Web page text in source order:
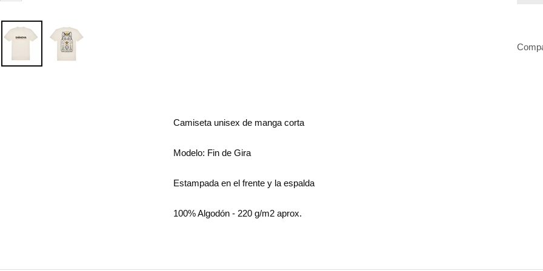
Camiseta unisex de manga corta
Modelo: Fin de Gira
Estampada en el frente y la espalda
100% Algodón - 220 g/m2 aprox.